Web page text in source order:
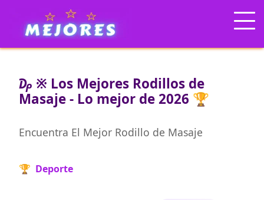
₯ ※ Los Mejores Rodillos de
Masaje - Lo mejor de 2026 🏆
Encuentra El Mejor Rodillo de Masaje
🏆 Deporte